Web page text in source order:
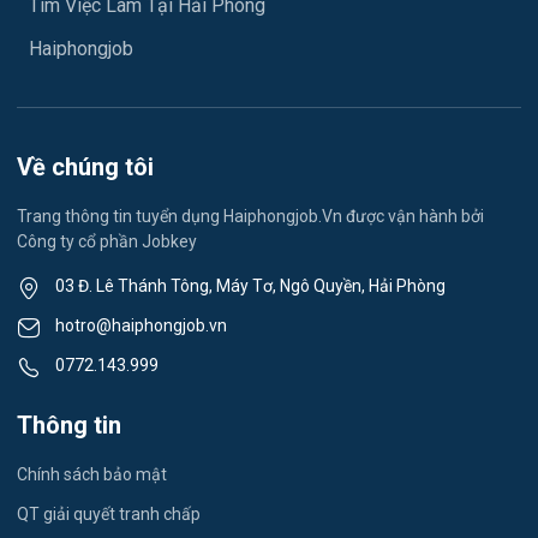
May mặc
Lái xe
Tiếng Nhật
Du lịch
Công nhân
Việc làm Hải Dương
Việc làm Nam Đồng
Việc làm Tân Hưng
Việc làm Ái Quốc
Việc làm Chu Văn An
Tìm Việc Làm Tại Hải Phòng
Haiphongjob
Về chúng tôi
Trang thông tin tuyển dụng Haiphongjob.Vn được vận hành bởi
Công ty cổ phần Jobkey
03 Đ. Lê Thánh Tông, Máy Tơ, Ngô Quyền, Hải Phòng
hotro@haiphongjob.vn
0772.143.999
Thông tin
Chính sách bảo mật
QT giải quyết tranh chấp